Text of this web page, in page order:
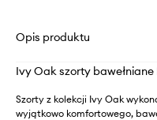
Opis produktu
Ivy Oak szorty bawełniane
Szorty z kolekcji Ivy Oak
wyjątkowo komfortowego,